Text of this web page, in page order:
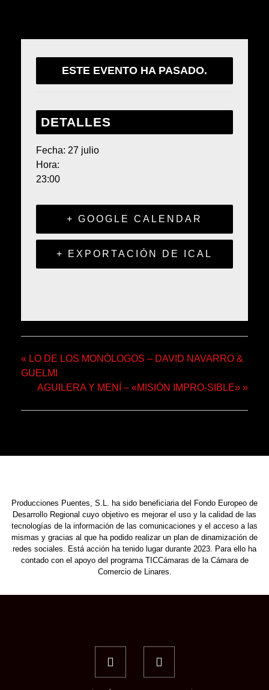
ESTE EVENTO HA PASADO.
DETALLES
Fecha: 27 julio
Hora:
23:00
+ GOOGLE CALENDAR
+ EXPORTACIÓN DE ICAL
« LO DE LOS MONÓLOGOS – DAVID NAVARRO &
GUELMI
AGUILERA Y MENÍ – «MISIÓN IMPRO-SIBLE» »
Producciones Puentes, S.L. ha sido beneficiaria del Fondo Europeo de
Desarrollo Regional cuyo objetivo es mejorar el uso y la calidad de las
tecnologías de la información de las comunicaciones y el acceso a las
mismas y gracias al que ha podido realizar un plan de dinamización de
redes sociales. Está acción ha tenido lugar durante 2023. Para ello ha
contado con el apoyo del programa TICCámaras de la Cámara de
Comercio de Linares.